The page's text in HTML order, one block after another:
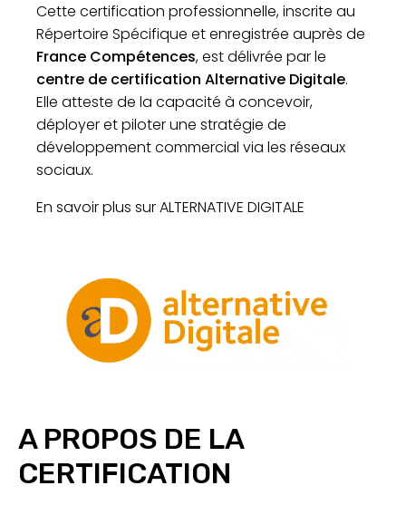
Cette certification professionnelle, inscrite au
Répertoire Spécifique et enregistrée auprès de
France Compétences, est délivrée par le
centre de certification Alternative Digitale.
Elle atteste de la capacité à concevoir,
déployer et piloter une stratégie de
développement commercial via les réseaux
sociaux.
En savoir plus sur ALTERNATIVE DIGITALE
A PROPOS DE LA
CERTIFICATION